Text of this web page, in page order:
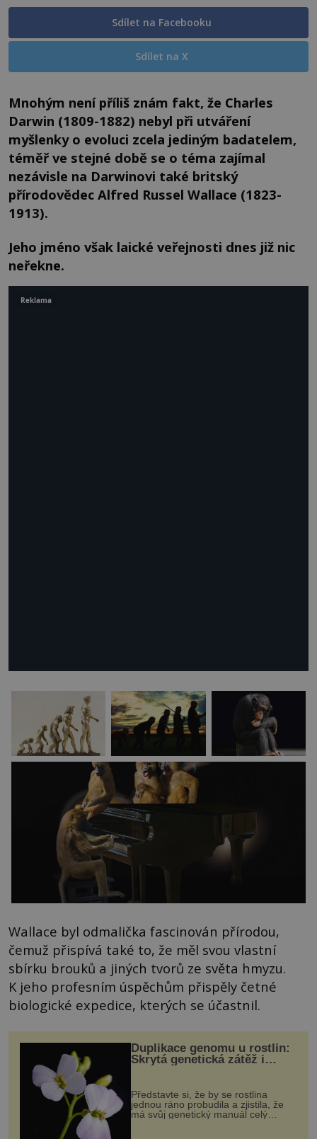
Sdílet na Facebooku
Sdílet na X
Mnohým není příliš znám fakt, že Charles
Darwin (1809-1882) nebyl při utváření
myšlenky o evoluci zcela jediným badatelem,
téměř ve stejné době se o téma zajímal
nezávisle na Darwinovi také britský
přírodovědec Alfred Russel Wallace (1823-
1913).
Jeho jméno však laické veřejnosti dnes již nic
neřekne.
Wallace byl odmalička fascinován přírodou,
čemuž přispívá také to, že měl svou vlastní
sbírku brouků a jiných tvorů ze světa hmyzu.
K jeho profesním úspěchům přispěly četné
biologické expedice, kterých se účastnil.
Duplikace genomu u rostlin:
Skrytá genetická zátěž i
Představte si, že by se rostlina
jednou ráno probudila a zjistila, že
má svůj genetický manuál celý
Reklama